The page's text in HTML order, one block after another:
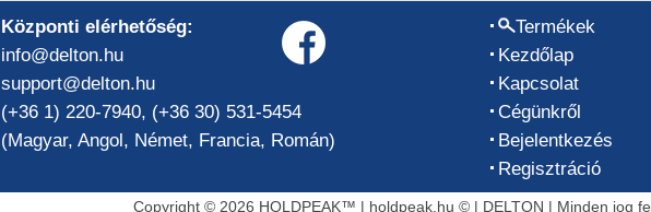
Központi elérhetőség:
info@delton.hu
support@delton.hu
(+36 1) 220-7940, (+36 30) 531-5454
(Magyar, Angol, Német, Francia, Román)
Termékek
Kezdőlap
Kapcsolat
Cégünkről
Bejelentkezés
Regisztráció
Copyright © 2026 HOLDPEAK™ | holdpeak.hu © | DELTON | Minden jog